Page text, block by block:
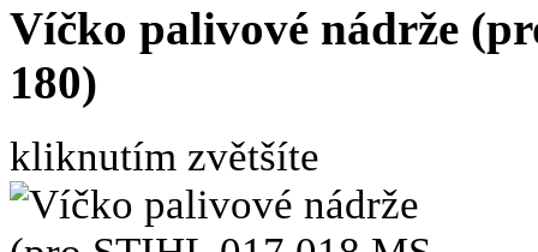
Víčko palivové nádrže
180)
kliknutím zvětšíte